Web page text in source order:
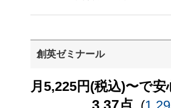
創英ゼミナール
月5,225円(税込)〜で